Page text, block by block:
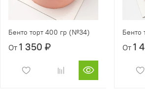
Бенто торт 400 гр (№34)
От 1 350 ₽
Бенто
От 1